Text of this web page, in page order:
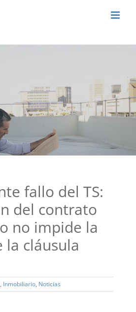
fallo del TS:
del contrato
no impide la
la cláusula
, Inmobiliario, Noticias